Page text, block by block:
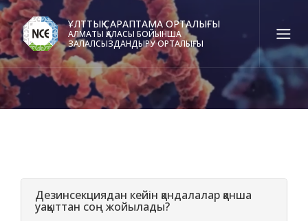
ҰЛТТЫҚ САРАПТАМА ОРТАЛЫҒЫ
АЛМАТЫ ҚАЛАСЫ БОЙЫНША
ЗАЛАЛСЫЗДАНДЫРУ ОРТАЛЫҒЫ
Қаз Рус
Eng
Байланыс орталығы:
+7 (7172) 55-49-21
Дезинсекциядан кейін қандалалар қанша
уақыттан соң жойылады?